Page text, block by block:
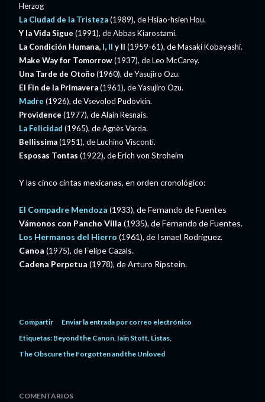
Herzog
La Ciudad de la Tristeza(1989), de Hsiao-hsien Hou.
Y la Vida Sigue (1991), de Abbas Kiarostami.
La Condición Humana, I, II y II (1959-61), de Masaki Kobayashi.
Make Way for Tomorrow(1937), de Leo McCarey.
Una Tarde de Otoño(1960), de Yasujiro Ozu.
El Fin de la Primavera(1961), de Yasujiro Ozu.
Madre (1926), de Vsevolod Pudovkin.
Providence (1977), de Alain Resnais.
La Felicidad (1965), de Agnès Varda.
Bellissima(1951), de Luchino Visconti.
Esposas Tontas (1922), de Erich von Stroheim
Y las cinco cintas mexicanas, en orden cronológico:
El Compadre Mendoza (1933), de Fernando de Fuentes
Vámonos con Pancho Villa (1935), de Fernando de Fuentes.
Los Hermanos del Hierro (1961), de Ismael Rodríguez.
Canoa (1975), de Felipe Cazals.
Cadena Perpetua (1978), de Arturo Ripstein.
Compartir
Enviar la entrada por correo electrónico
Etiquetas: Beyond the Canon Iain Stott Listas
The Obscure the Forgotten and the Unloved
COMENTARIOS